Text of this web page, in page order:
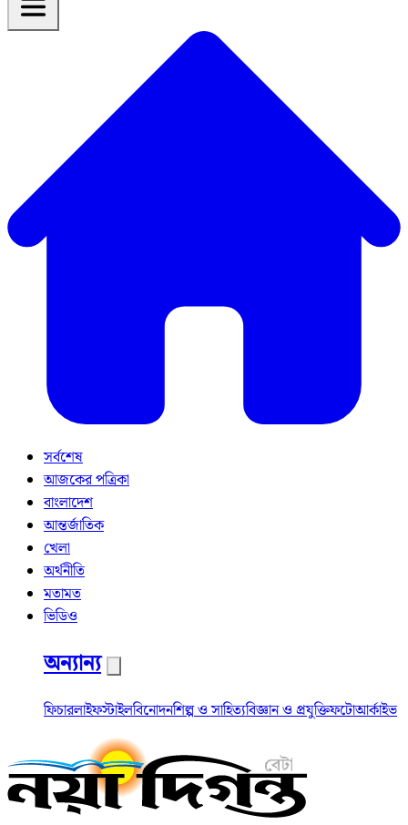
সর্বশেষ
আজকের পত্রিকা
বাংলাদেশ
আন্তর্জাতিক
খেলা
অর্থনীতি
মতামত
ভিডিও
অন্যান্য
ফিচারলাইফস্টাইলবিনোদনশিল্প ও সাহিত্যবিজ্ঞান ও প্রযুক্তিফটোআর্কাইভ